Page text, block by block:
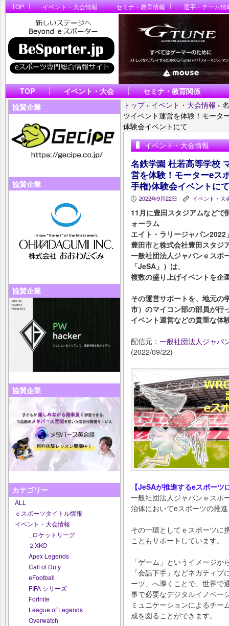
TOP イベント・大会情報 セミナ・教育情報 選手・チーム情
TOP イベント・大会
セミナ・教育関係
協賛企業
協賛企業
協賛企業
協賛企業
カテゴリー
ALL
ｅスポーツタイトル情報
イベント・大会情報
_ロケットリーグ
２XKO
Apex Legends
Call of Duty
eFootball
FIFA シリーズ
Fortnite
League of Legends
Overwatch
トップ › イベント・大会情報 ›
ツイベント運営を体験！モータ
体験会イベントにて
イベント・大会情報
名鉄学園 杜若高等学校
営を体験！モーターeス
手権)体験会イベントにて
P 2022年9月22日 K イベント・大
11月に豊田スタジアムなど
ォーラム
エイト・ラリージャパン
豊田市と株式会社豊田スタジ
一般社団法人ジャパンｅスポ
「JeSA」）は、
複数の盛り上げイベントを企
その運営サポートを、地元の
市）のマイコン部の部員が行
イベント運営などの貴重な体
配信元： 一般社団法人ジャパ
(2022/09/22)
【JeSAが推進するeスポー
一般社団法人ジャパンｅスポ
治体においてeスポーツの推
その一環としてｅスポーツに
こともサポートしています。
「ゲーム」というイメージ
「会話下手」などネガティ
ーツ」へ導くことで、世界で
事で必要なデジタルイノベー
ミュニケーションによるチー
成を図ることができます。